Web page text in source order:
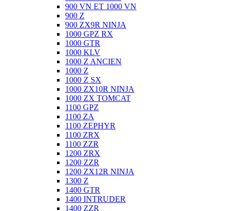
900 VN ET 1000 VN
900 Z
900 ZX9R NINJA
1000 GPZ RX
1000 GTR
1000 KLV
1000 Z ANCIEN
1000 Z
1000 Z SX
1000 ZX10R NINJA
1000 ZX TOMCAT
1100 GPZ
1100 ZA
1100 ZEPHYR
1100 ZRX
1100 ZZR
1200 ZRX
1200 ZZR
1200 ZX12R NINJA
1300 Z
1400 GTR
1400 INTRUDER
1400 ZZR